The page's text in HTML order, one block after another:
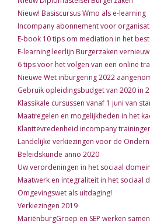
Nieuw! Basiscursus Wmo als e-learning
Incompany abonnement voor
E-book 10 tips om mediation in het
E-learning leerlijn Burgerzaken
6 tips voor het volgen van een online
Nieuwe Wet inburgering 2022
Gebruik opleidingsbudget van 2020 in
Klassikale cursussen vanaf 1 juni van
Maatregelen en mogelijkheden in het
Klanttevredenheid incompany
Landelijke verkiezingen voor de
Beleidskunde anno 2020
Uw verordeningen in het sociaal domein
Maatwerk en integraliteit in het sociaal
Omgevingswet als uitdaging!
Verkiezingen 2019
MariënburgGroep en SEP werken